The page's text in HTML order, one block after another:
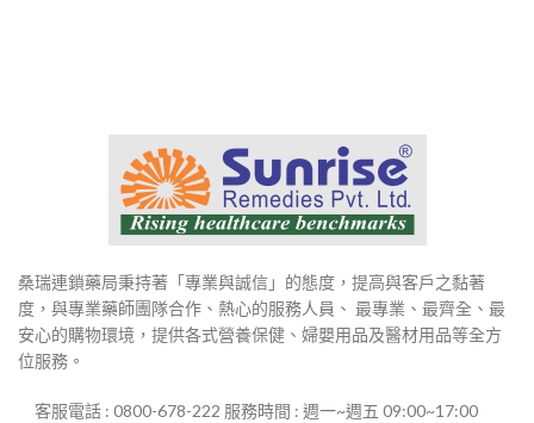
桑瑞連鎖藥局秉持著「專業與誠信」的態度，提高與客戶之黏著
度，與專業藥師團隊合作、熱心的服務人員、 最專業、最齊全、最
安心的購物環境，提供各式營養保健、婦嬰用品及醫材用品等全方
位服務。
客服電話 : 0800-678-222 服務時間 : 週一~週五 09:00~17:00